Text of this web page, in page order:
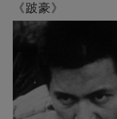
《跛豪》